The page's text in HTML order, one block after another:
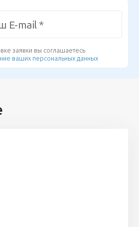
заявки вы соглашаетесь
ваших персональных данных